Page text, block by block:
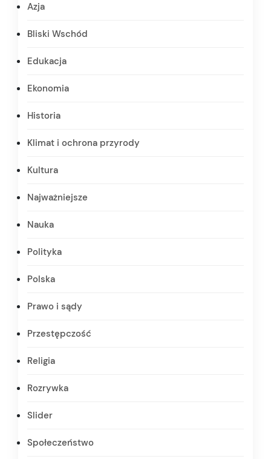
Azja
Bliski Wschód
Edukacja
Ekonomia
Historia
Klimat i ochrona przyrody
Kultura
Najważniejsze
Nauka
Polityka
Polska
Prawo i sądy
Przestępczość
Religia
Rozrywka
Slider
Społeczeństwo